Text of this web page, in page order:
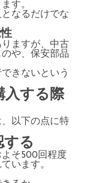
す。
なるだけでな
ますが、中古
や、保安部品
きないという
入する際
以下の点に特
する
そ500回程度
います。